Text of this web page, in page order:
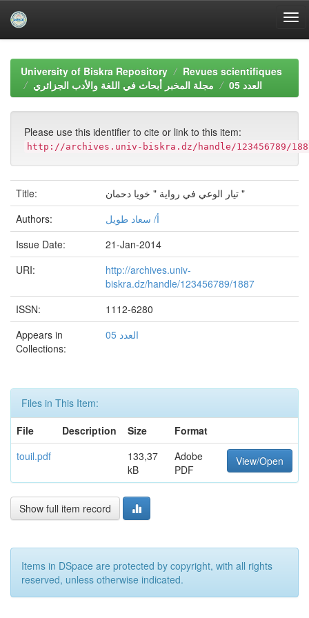
navigationUniversity of Biskra Repository
Revues scientifiques
مجلة المخبر أبحاث في اللغة والأدب الجزائري
العدد 05
Please use this identifier to cite or link to this item:
http://archives.univ-biskra.dz/handle/123456789/
Title:
تيار الوعي في رواية " خويا دحمان "
Authors:
أ/ سعاد طويل
Issue Date:
21-Jan-2014
URI:
http://archives.univ-
biskra.dz/handle/123456789/1887
ISSN:
1112-6280
Appears in
Collections:
العدد 05
Files in This Item:
File
Description Size
Format
touil.pdf
133,37
kB
Adobe
PDF
View/Open
Show full item record
Items in DSpace are protected by copyright, with all rights
reserved, unless otherwise indicated.